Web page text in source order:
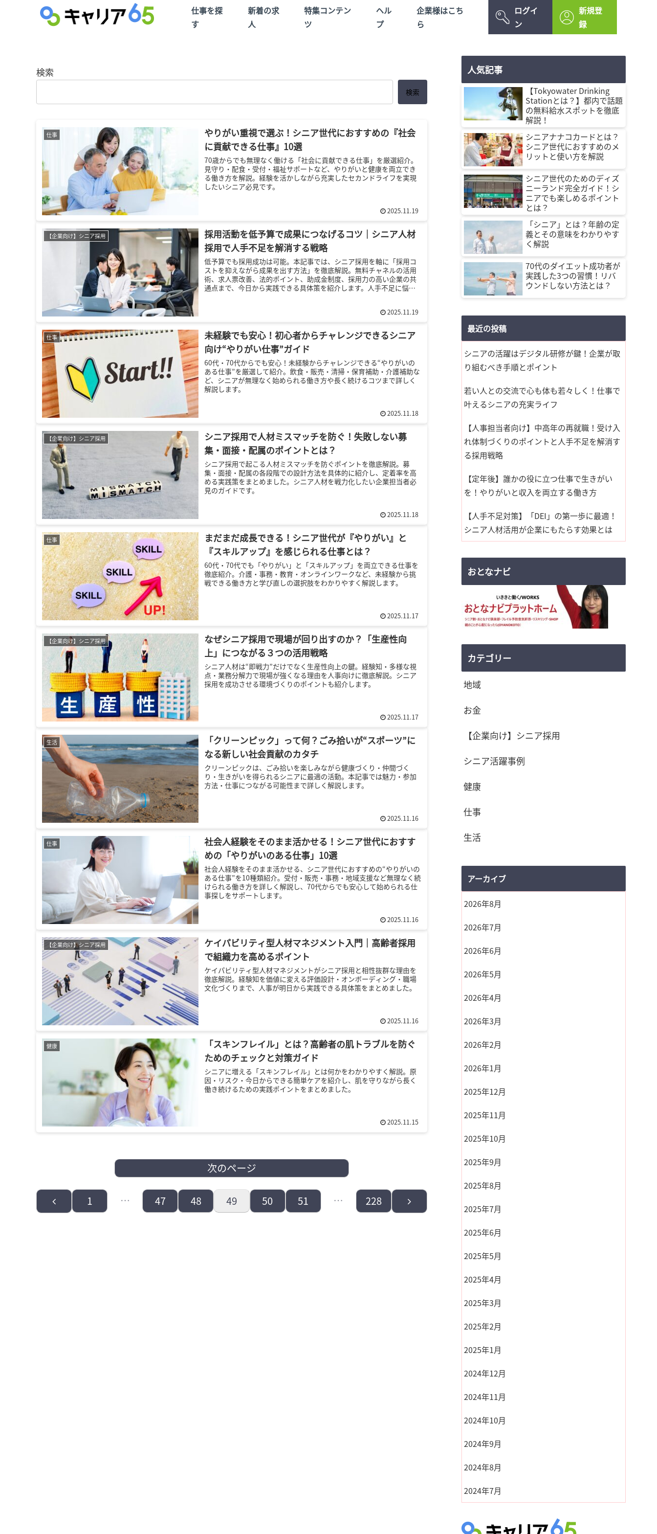
仕事を探
す
新着の求
人
特集コンテン
ツ
ヘル
プ
企業様はこち
ら
ログイ
ン
新規登
録
検索
検索
仕事
やりがい重視で選ぶ！シニア世代におすすめの『社会
に貢献できる仕事』10選
70歳からでも無理なく働ける「社会に貢献できる仕事」を厳選紹介。
見守り・配食・受付・福祉サポートなど、やりがいと健康を両立でき
る働き方を解説。経験を活かしながら充実したセカンドライフを実現
したいシニア必見です。
2025.11.19
【企業向け】シニア採用
採用活動を低予算で成果につなげるコツ｜シニア人材
採用で人手不足を解消する戦略
低予算でも採用成功は可能。本記事では、シニア採用を軸に「採用コ
ストを抑えながら成果を出す方法」を徹底解説。無料チャネルの活用
術、求人票改善、法的ポイント、助成金制度、採用力の高い企業の共
通点まで、今日から実践できる具体策を紹介します。人手不足に悩む
2025.11.19
仕事
未経験でも安心！初心者からチャレンジできるシニア
向け“やりがい仕事”ガイド
60代・70代からでも安心！未経験からチャレンジできる“やりがいの
ある仕事”を厳選して紹介。飲食・販売・清掃・保育補助・介護補助な
ど、シニアが無理なく始められる働き方や長く続けるコツまで詳しく
解説します。
2025.11.18
【企業向け】シニア採用
シニア採用で人材ミスマッチを防ぐ！失敗しない募
集・面接・配属のポイントとは？
シニア採用で起こる人材ミスマッチを防ぐポイントを徹底解説。募
集・面接・配属の各段階での設計方法を具体的に紹介し、定着率を高
める実践策をまとめました。シニア人材を戦力化したい企業担当者必
見のガイドです。
2025.11.18
仕事
まだまだ成長できる！シニア世代が『やりがい』と
『スキルアップ』を感じられる仕事とは？
60代・70代でも「やりがい」と「スキルアップ」を両立できる仕事を
徹底紹介。介護・事務・教育・オンラインワークなど、未経験から挑
戦できる働き方と学び直しの選択肢をわかりやすく解説します。
2025.11.17
【企業向け】シニア採用
なぜシニア採用で現場が回り出すのか？「生産性向
上」につながる３つの活用戦略
シニア人材は“即戦力”だけでなく生産性向上の鍵。経験知・多様な視
点・業務分解力で現場が強くなる理由を人事向けに徹底解説。シニア
採用を成功させる環境づくりのポイントも紹介します。
2025.11.17
生活
「クリーンピック」って何？ごみ拾いが“スポーツ”に
なる新しい社会貢献のカタチ
クリーンピックは、ごみ拾いを楽しみながら健康づくり・仲間づく
り・生きがいを得られるシニアに最適の活動。本記事では魅力・参加
方法・仕事につながる可能性まで詳しく解説します。
2025.11.16
仕事
社会人経験をそのまま活かせる！シニア世代におすす
めの「やりがいのある仕事」10選
社会人経験をそのまま活かせる、シニア世代におすすめの“やりがいの
ある仕事”を10種類紹介。受付・販売・事務・地域支援など無理なく続
けられる働き方を詳しく解説し、70代からでも安心して始められる仕
事探しをサポートします。
2025.11.16
【企業向け】シニア採用
ケイパビリティ型人材マネジメント入門｜高齢者採用
で組織力を高めるポイント
ケイパビリティ型人材マネジメントがシニア採用と相性抜群な理由を
徹底解説。経験知を価値に変える評価設計・オンボーディング・職場
文化づくりまで、人事が明日から実践できる具体策をまとめました。
2025.11.16
健康
「スキンフレイル」とは？高齢者の肌トラブルを防ぐ
ためのチェックと対策ガイド
シニアに増える「スキンフレイル」とは何かをわかりやすく解説。原
因・リスク・今日からできる簡単ケアを紹介し、肌を守りながら長く
働き続けるための実践ポイントをまとめました。
2025.11.15
次のページ
前
1 … 47 48 49 50 51 … 228
次
人気記事
【Tokyowater Drinking
Stationとは？】都内で話題
の無料給水スポットを徹底
解説！
シニアナナコカードとは？
シニア世代におすすめのメ
リットと使い方を解説
シニア世代のためのディズ
ニーランド完全ガイド！シ
ニアでも楽しめるポイント
とは？
「シニア」とは？年齢の定
義とその意味をわかりやす
く解説
70代のダイエット成功者が
実践した3つの習慣！リバ
ウンドしない方法とは？
最近の投稿
シニアの活躍はデジタル研修が鍵！企業が取
り組むべき手順とポイント
若い人との交流で心も体も若々しく！仕事で
叶えるシニアの充実ライフ
【人事担当者向け】中高年の再就職！受け入
れ体制づくりのポイントと人手不足を解消す
る採用戦略
【定年後】誰かの役に立つ仕事で生きがい
を！やりがいと収入を両立する働き方
【人手不足対策】「DEI」の第一歩に最適！
シニア人材活用が企業にもたらす効果とは
おとなナビ
カテゴリー
地域
お金
【企業向け】シニア採用
シニア活躍事例
健康
仕事
生活
アーカイブ
2026年8月
2026年7月
2026年6月
2026年5月
2026年4月
2026年3月
2026年2月
2026年1月
2025年12月
2025年11月
2025年10月
2025年9月
2025年8月
2025年7月
2025年6月
2025年5月
2025年4月
2025年3月
2025年2月
2025年1月
2024年12月
2024年11月
2024年10月
2024年9月
2024年8月
2024年7月